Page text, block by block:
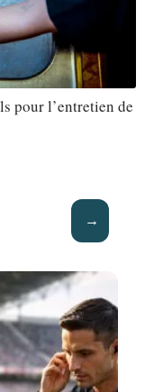
pour l’entretien de